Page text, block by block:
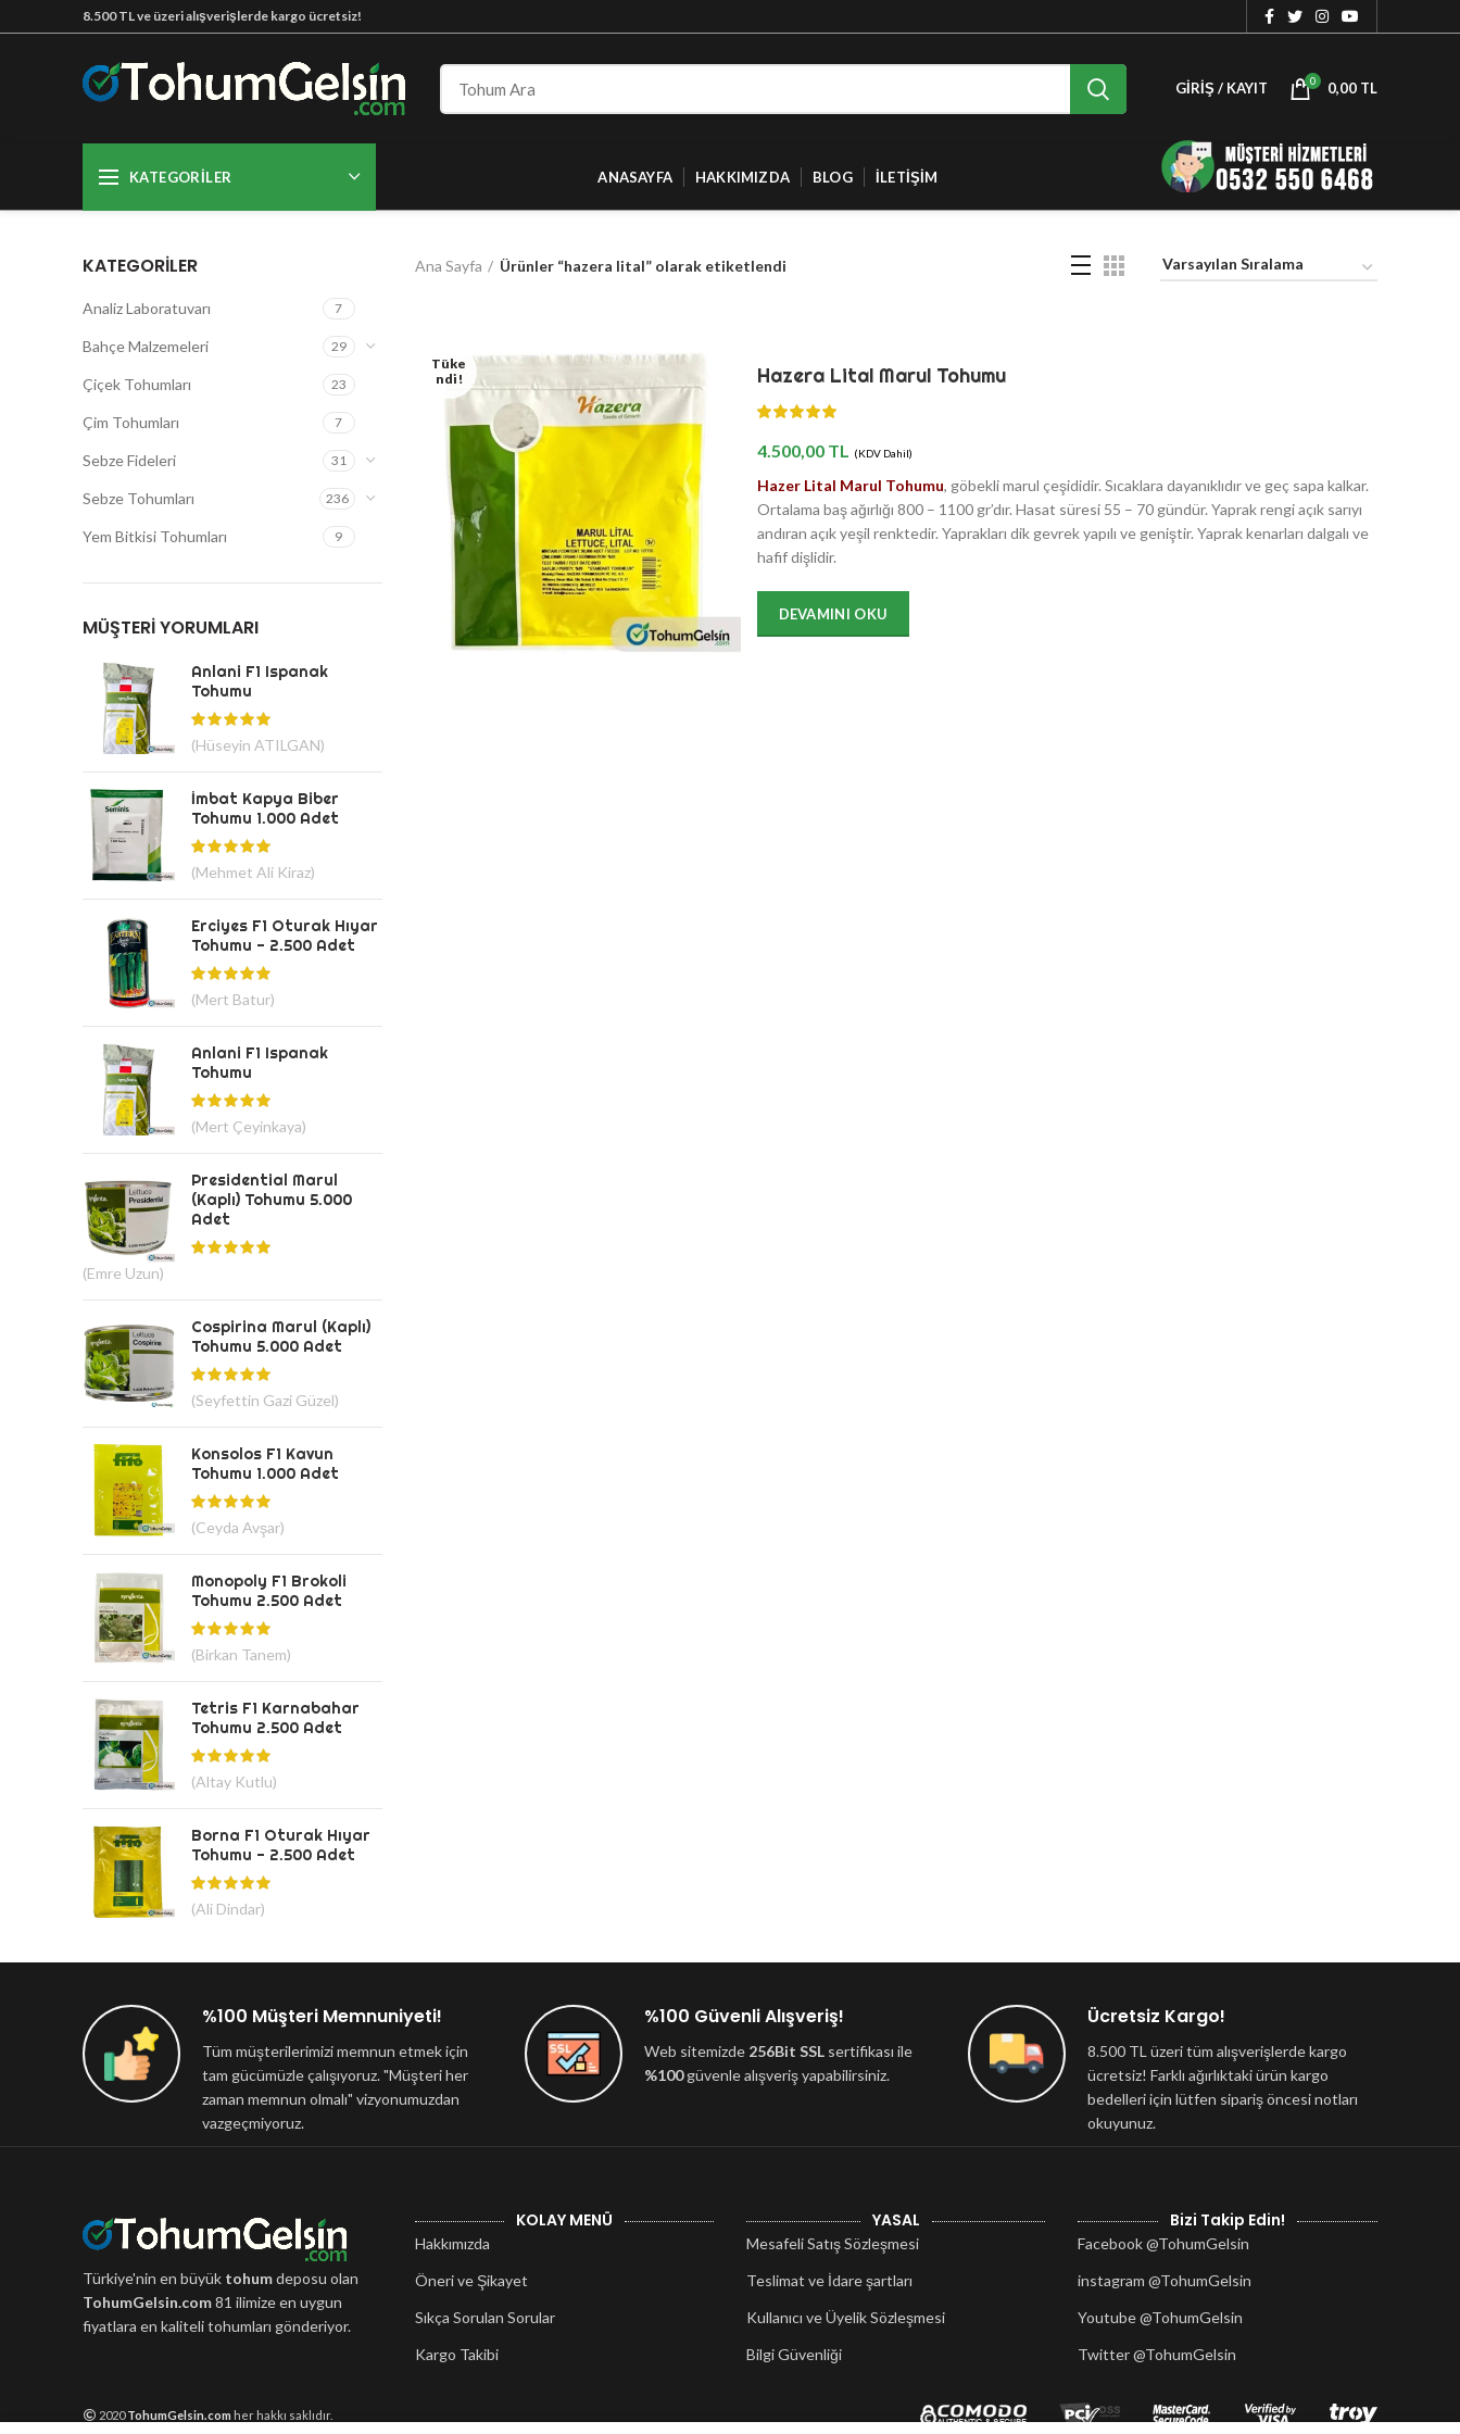
8.500 TL ve üzeri alışverişlerde kargo ücretsiz!
GIRIŞ / KAYIT 0 0,00 TL
KATEGORILER ANASAYFA HAKKIMIZDA BLOG İLETIŞIM
KATEGORILER
Analiz Laboratuvarı 7
Bahçe Malzemeleri 29
Çiçek Tohumları 23
Çim Tohumları 7
Sebze Fideleri 31
Sebze Tohumları 236
Yem Bitkisi Tohumları 9
MÜŞTERI YORUMLARI
Anlani F1 Ispanak
Tohumu
(Hüseyin ATILGAN)
İmbat Kapya Biber
Tohumu 1.000 Adet
(Mehmet Ali Kiraz)
Erciyes F1 Oturak Hıyar
Tohumu - 2.500 Adet
(Mert Batur)
Anlani F1 Ispanak
Tohumu
(Mert Çeyinkaya)
Presidential Marul
(Kaplı) Tohumu 5.000
Adet
(Emre Uzun)
Cospirina Marul (Kaplı)
Tohumu 5.000 Adet
(Seyfettin Gazi Güzel)
Konsolos F1 Kavun
Tohumu 1.000 Adet
(Ceyda Avşar)
Monopoly F1 Brokoli
Tohumu 2.500 Adet
(Birkan Tanem)
Tetris F1 Karnabahar
Tohumu 2.500 Adet
(Altay Kutlu)
Borna F1 Oturak Hıyar
Tohumu - 2.500 Adet
(Ali Dindar)
Ana Sayfa Ürünler “hazera lital” olarak etiketlendi
Tüke
Ndi!
Hazera Lital Marul Tohumu
4.500,00TL (KDV Dahil)
Hazer Lital Marul Tohumu, göbekli marul çeşididir. Sıcaklara dayanıklıdır ve geç sapa kalkar.
Ortalama baş ağırlığı 800 – 1100 gr’dır. Hasat süresi 55 – 70 gündür. Yaprak rengi açık sarıyı
andıran açık yeşil renktedir. Yaprakları dik gevrek yapılı ve geniştir. Yaprak kenarları dalgalı ve
hafif dişlidir.
DEVAMINI OKU
%100 Müşteri Memnuniyeti!
Tüm müşterilerimizi memnun etmek için
tam gücümüzle çalışıyoruz. "Müşteri her
zaman memnun olmalı" vizyonumuzdan
vazgeçmiyoruz.
%100 Güvenli Alışveriş!
Web sitemizde 256Bit SSL sertifikası ile
%100güvenle alışveriş yapabilirsiniz.
Ücretsiz Kargo!
8.500 TL üzeri tüm alışverişlerde kargo
ücretsiz! Farklı ağırlıktaki ürün kargo
bedelleri için lütfen sipariş öncesi notları
okuyunuz.
Türkiye'nin en büyük tohumdeposu olan
TohumGelsin.com81 ilimize en uygun
fiyatlara en kaliteli tohumları gönderiyor.
KOLAY MENÜ
Hakkımızda
Öneri ve Şikayet
Sıkça Sorulan Sorular
Kargo Takibi
YASAL
Mesafeli Satış Sözleşmesi
Teslimat ve İdare şartları
Kullanıcı ve Üyelik Sözleşmesi
Bilgi Güvenliği
Bizi Takip Edin!
Facebook @TohumGelsin
instagram @TohumGelsin
Youtube @TohumGelsin
Twitter @TohumGelsin
2020TohumGelsin.com her hakkı saklıdır.